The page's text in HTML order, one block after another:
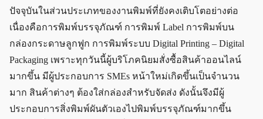
ปัจจุบันในส่วนประเภทของงานพิมพ์ที่ยังคงเติบโตอย่างต่อ
เนื่องคือการพิมพ์บรรจุภัณฑ์ การพิมพ์ Label การพิมพ์บน
กล่องกระดาษลูกฟูก การพิมพ์ระบบ Digital Printing – Digital
Packaging เพราะทุกวันนี้ผู้บริโภคนิยมสั่งซื้อสินค้าออนไลน์
มากขึ้น มีผู้ประกอบการ SMEs หน้าใหม่เกิดขึ้นเป็นจำนวน
มาก สินค้าต่างๆ ต้องใส่กล่องสำหรับจัดส่ง ดังนั้นจึงมีผู้
ประกอบการสิ่งพิมพ์ผันตัวเองไปพิมพ์บรรจุภัณฑ์มากขึ้น